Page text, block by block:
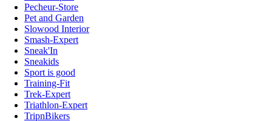
Pecheur-Store
Pet and Garden
Slowood Interior
Smash-Expert
Sneak'In
Sneakids
Sport is good
Training-Fit
Trek-Expert
Triathlon-Expert
TripnBikers